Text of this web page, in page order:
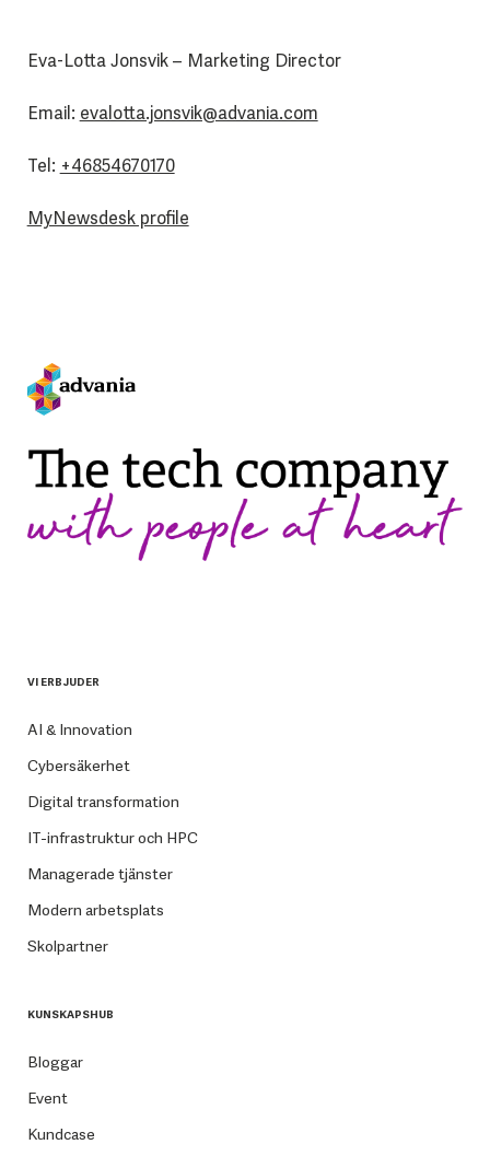
Eva-Lotta Jonsvik – Marketing Director
Email: evalotta.jonsvik@advania.com
Tel: +46854670170
MyNewsdesk profile
VI ERBJUDER
AI & Innovation
Cybersäkerhet
Digital transformation
IT-infrastruktur och HPC
Managerade tjänster
Modern arbetsplats
Skolpartner
KUNSKAPSHUB
Bloggar
Event
Kundcase